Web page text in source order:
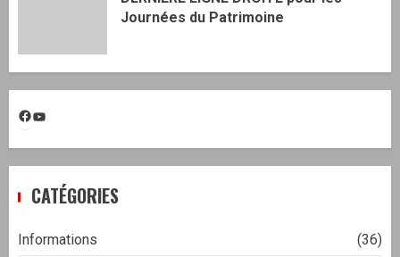
Journées du Patrimoine
CATÉGORIES
Informations (36)